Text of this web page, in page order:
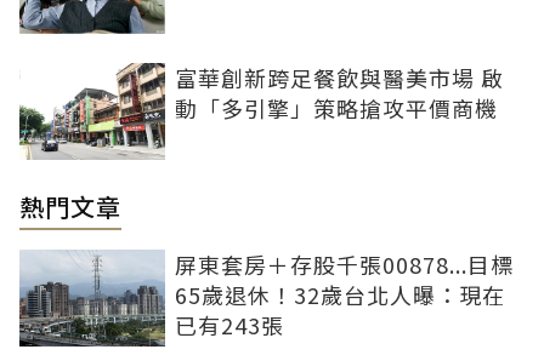
富華創新跨足餐飲與醫美市場 啟
動「多引擎」策略搶攻平價商機
熱門文章
屏東套房＋存股千張00878...目標
65歲退休！32歲台北人曝：現在
已有243張